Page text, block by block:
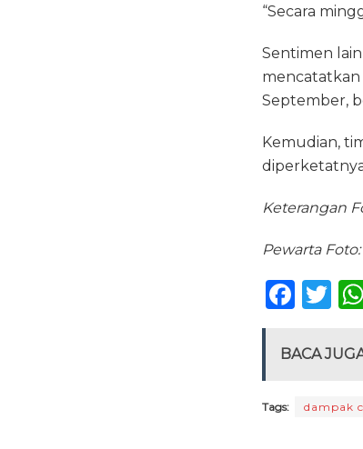
“Secara
Sentimen
mencatatkan
September,
Kemudian,
Keterangan
Pewarta
F
c
b
T
it
r
BACA
Tags: dampak